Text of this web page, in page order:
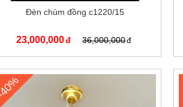
Đèn chùm đồng c1220/15
23,000,000 36,000,000
-40%